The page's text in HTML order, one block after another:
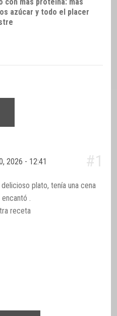
azúcar y todo el placer
2026 - 12:41 #1
plato, tenía una cena
.
receta